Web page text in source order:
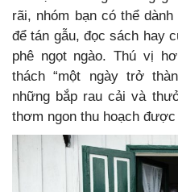
rãi, nhóm bạn có thể
để tán gẫu, đọc sách hay
phê ngọt ngào. Thú vị
thách “một ngày trở
những bắp rau cải và
thơm ngon thu hoạch